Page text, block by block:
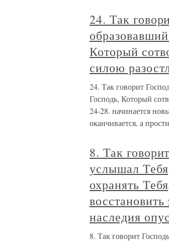
24. Так
Который
силою
24. Так говорит
Господь, Который
24-28. начинается
оканчивается, а
8. Так
услышал
охранять
наследия
8. Так говорит